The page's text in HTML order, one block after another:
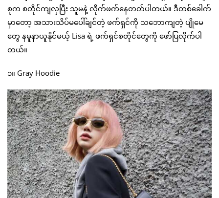
စုက စတိုင်ကျလှပြီး သူမနဲ့ လိုက်ဖက်နေတတ်ပါတယ်။ ဒီတစ်ခေါက်
မှာတော့ အသားသိပ်မပေါ်ချင်တဲ့ ဖက်ရှင်ကို သဘောကျတဲ့ ပျိုမေ
တွေ နမူနာယူနိုင်မယ့် Lisa ရဲ့ ဖက်ရှင်စတိုင်တွေကို ဖော်ပြလိုက်ပါ
တယ်။
၁။ Gray Hoodie